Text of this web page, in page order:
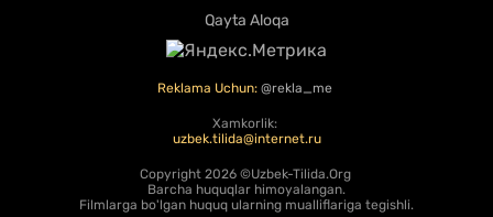
Qayta Aloqa
Reklama Uchun: @rekla_me
Xamkorlik:
uzbek.tilida@internet.ru
Copyright 2026 ©Uzbek-Tilida.Org
Barcha huquqlar himoyalangan.
Filmlarga bo'lgan huquq ularning mualliflariga tegishli.